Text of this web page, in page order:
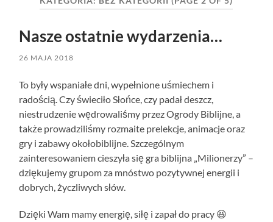
Nasze ostatnie wydarzenia…
26 MAJA 2018
To były wspaniałe dni, wypełnione uśmiechem i
radością. Czy świeciło Słońce, czy padał deszcz,
niestrudzenie wędrowaliśmy przez Ogrody Biblijne, a
także prowadziliśmy rozmaite prelekcje, animacje oraz
gry i zabawy okołobiblijne. Szczególnym
zainteresowaniem cieszyła się gra biblijna „Milionerzy” –
dziękujemy grupom za mnóstwo pozytywnej energii i
dobrych, życzliwych słów.
Dzięki Wam mamy energię, siłę i zapał do pracy 😆